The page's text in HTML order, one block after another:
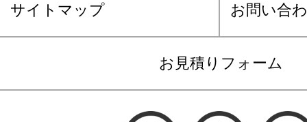
サイトマップ お問い合
お見積りフォーム